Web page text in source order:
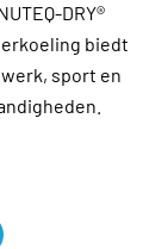
DRY®
biedt
sport en